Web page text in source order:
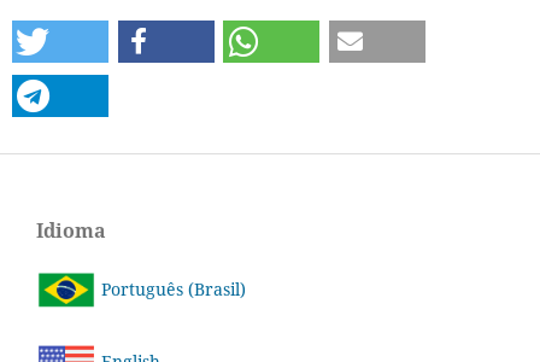
Idioma
Português (Brasil)